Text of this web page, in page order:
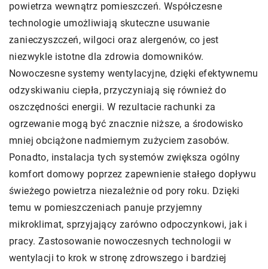
powietrza wewnątrz pomieszczeń. Współczesne
technologie umożliwiają skuteczne usuwanie
zanieczyszczeń, wilgoci oraz alergenów, co jest
niezwykle istotne dla zdrowia domowników.
Nowoczesne systemy wentylacyjne, dzięki efektywnemu
odzyskiwaniu ciepła, przyczyniają się również do
oszczędności energii. W rezultacie rachunki za
ogrzewanie mogą być znacznie niższe, a środowisko
mniej obciążone nadmiernym zużyciem zasobów.
Ponadto, instalacja tych systemów zwiększa ogólny
komfort domowy poprzez zapewnienie stałego dopływu
świeżego powietrza niezależnie od pory roku. Dzięki
temu w pomieszczeniach panuje przyjemny
mikroklimat, sprzyjający zarówno odpoczynkowi, jak i
pracy. Zastosowanie nowoczesnych technologii w
wentylacji to krok w stronę zdrowszego i bardziej